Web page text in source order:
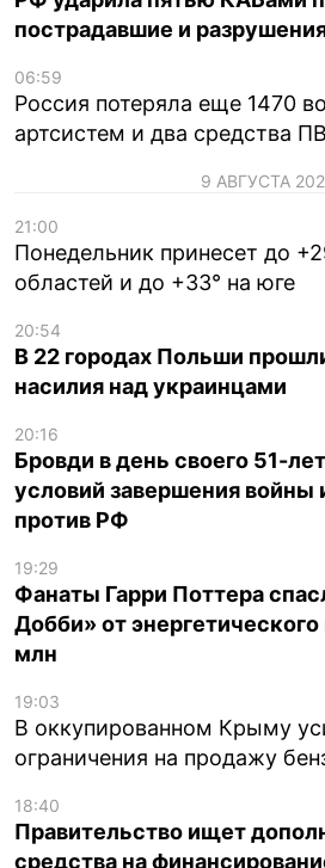
пострадавшие и
06:59
Россия потеряла еще 1470
артсистем и два средства
9 АВГУСТА
21:00
Понедельник принесет до
областей и до +33° на юге
20:54
В 22 городах Польши
насилия над украинцами
20:16
Бровди в день своего 51-
условий завершения войны
против РФ
19:29
Фанаты Гарри Поттера
Добби» от
млн
19:03
В оккупированном Крыму
ограничения на продажу
18:40
Правительство ищет
средства на